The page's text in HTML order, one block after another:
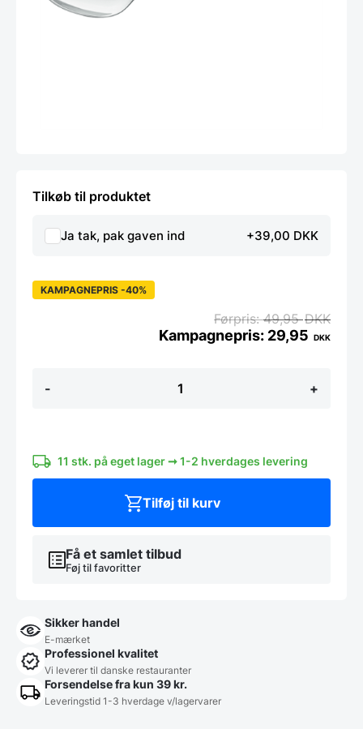
Tilkøb til produktet
Ja tak, pak gaven ind +39,00 DKK
-
Jessica
antal
+
KAMPAGNEPRIS -40%
49,95DKK
29,95 DKK
11 stk. på eget lager ➞ 1-2 hverdages levering
Få et samlet tilbud
Føj til favoritter
Tilføj til kurv
Sikker handel
E-mærket
Professionel kvalitet
Vi leverer til danske restauranter
Forsendelse fra kun 39 kr.
Leveringstid 1-3 hverdage v/lagervarer